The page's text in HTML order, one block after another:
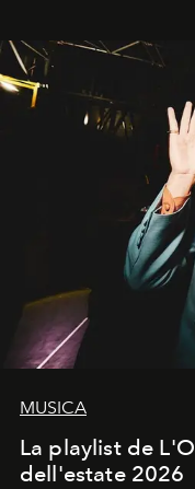
MUSICA
La playlist de
dell'estate 2026